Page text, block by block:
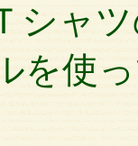
シャ
を使